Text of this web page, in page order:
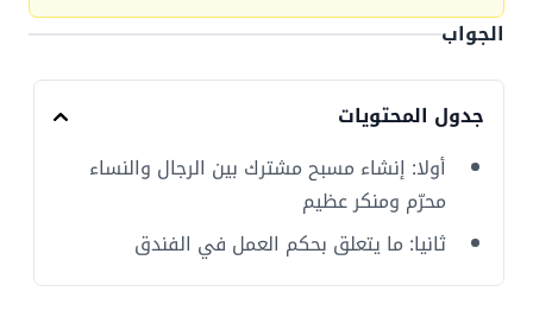
الجواب
جدول المحتويات
أولا: إنشاء مسبح مشترك بين الرجال والنساء
محرّم ومنكر عظيم
ثانيا: ما يتعلق بحكم العمل في الفندق